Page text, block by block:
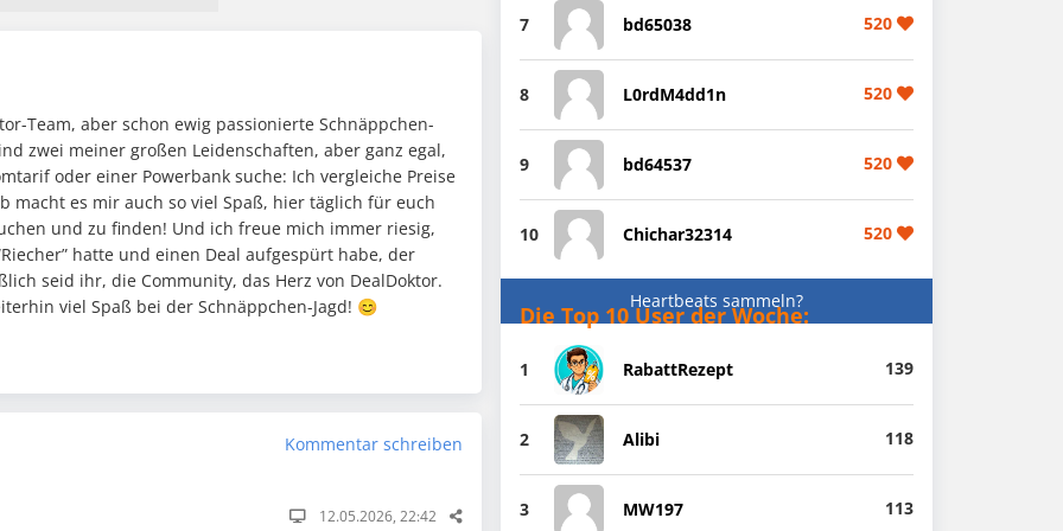
Team, aber schon ewig passionierte Schnäppchen-
zwei meiner großen Leidenschaften, aber ganz egal,
oder einer Powerbank suche: Ich vergleiche Preise
macht es mir auch so viel Spaß, hier täglich für euch
und zu finden! Und ich freue mich immer riesig,
hatte und einen Deal aufgespürt habe, der
seid ihr, die Community, das Herz von DealDoktor.
viel Spaß bei der Schnäppchen-Jagd! 😊
Kommentar schreiben
12.05.2026, 22:42
7 bd65038 520
8 L0rdM4dd1n 520
9 bd64537 520
10 Chichar32314 520
Heartbeats sammeln?
Die Top 10 User der Woche:
1 RabattRezept 139
2 Alibi 118
3 MW197 113